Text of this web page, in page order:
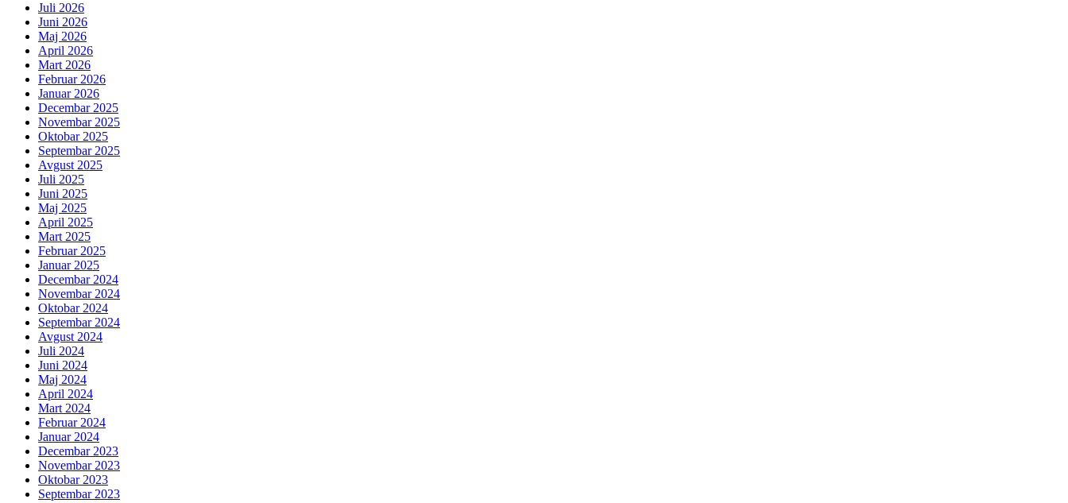
Juli 2026
Juni 2026
Maj 2026
April 2026
Mart 2026
Februar 2026
Januar 2026
Decembar 2025
Novembar 2025
Oktobar 2025
Septembar 2025
Avgust 2025
Juli 2025
Juni 2025
Maj 2025
April 2025
Mart 2025
Februar 2025
Januar 2025
Decembar 2024
Novembar 2024
Oktobar 2024
Septembar 2024
Avgust 2024
Juli 2024
Juni 2024
Maj 2024
April 2024
Mart 2024
Februar 2024
Januar 2024
Decembar 2023
Novembar 2023
Oktobar 2023
Septembar 2023